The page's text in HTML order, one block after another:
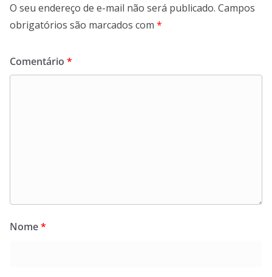
O seu endereço de e-mail não será publicado. Campos
obrigatórios são marcados com *
Comentário *
Nome*